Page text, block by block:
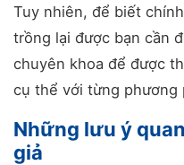
Tuy nhiên, để biết
trồng lại được bạn cần
chuyên khoa để được
cụ thể với từng phương
Những lưu ý
giả